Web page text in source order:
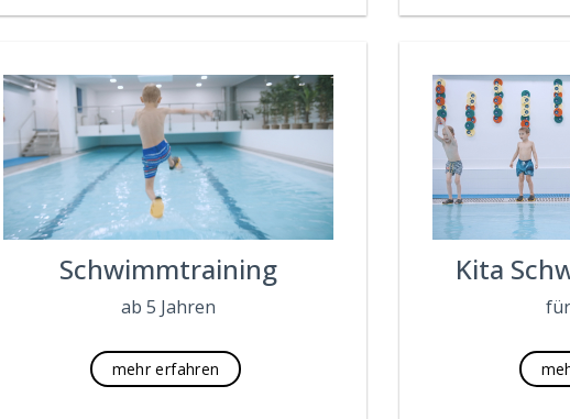
Schwimmtraining
ab 5 Jahren
mehr erfahren
Kita